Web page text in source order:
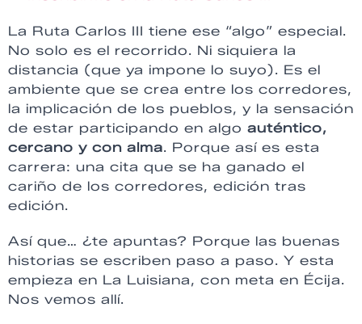
La Ruta Carlos III tiene ese “algo” especial.
No solo es el recorrido. Ni siquiera la
distancia (que ya impone lo suyo). Es el
ambiente que se crea entre los corredores,
la implicación de los pueblos, y la sensación
de estar participando en algo auténtico,
cercano y con alma. Porque así es esta
carrera: una cita que se ha ganado el
cariño de los corredores, edición tras
edición.
Así que… ¿te apuntas? Porque las buenas
historias se escriben paso a paso. Y esta
empieza en La Luisiana, con meta en Écija.
Nos vemos allí.